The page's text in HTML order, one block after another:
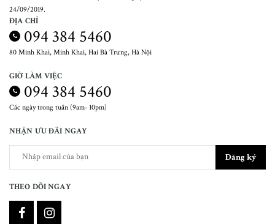
24/09/2019.
ĐỊA CHỈ
094 384 5460
80 Minh Khai, Minh Khai, Hai Bà Trưng, Hà Nội
GIỜ LÀM VIỆC
094 384 5460
Các ngày trong tuần (9am- 10pm)
NHẬN ƯU ĐÃI NGAY
Đăng ký
THEO DÕI NGAY